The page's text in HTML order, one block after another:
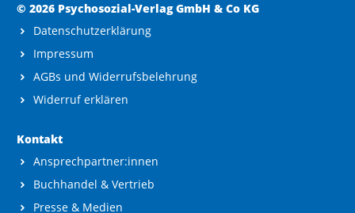
© 2026 Psychosozial-Verlag GmbH & Co KG
Datenschutzerklärung
Impressum
AGBs und Widerrufsbelehrung
Widerruf erklären
Kontakt
Ansprechpartner:innen
Buchhandel & Vertrieb
Presse & Medien